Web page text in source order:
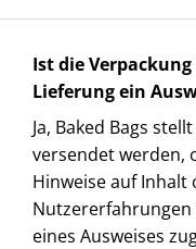
Ist die
Lieferung ein
Ja, Baked Bags
versendet werden,
Hinweise auf Inhalt
Nutzererfahrungen
eines Ausweises